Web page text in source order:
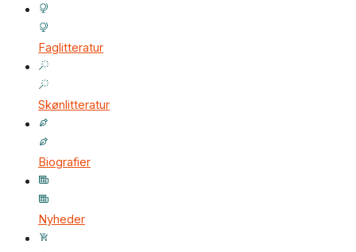
Faglitteratur
Skønlitteratur
Biografier
Nyheder